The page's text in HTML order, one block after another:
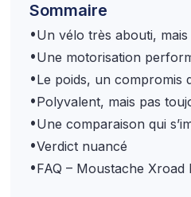
Sommaire
•Un vélo très abouti,
•Une motorisation
•Le poids, un compromis
•Polyvalent, mais pas
•Une comparaison qui
•Verdict nuancé
•FAQ – Moustache